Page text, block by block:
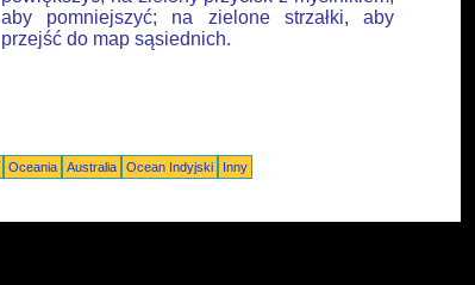
aby pomniejszyć; na zielone strzałki, aby
przejść do map sąsiednich.
Oceania Australia Ocean Indyjski
Inny